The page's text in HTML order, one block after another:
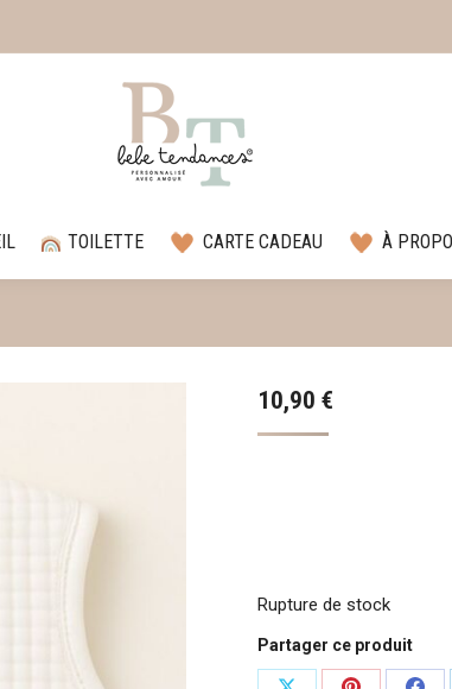
TOILETTE CARTE CADEAU À
10,90 €
Rupture de stock
Partager ce produit